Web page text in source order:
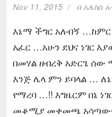
Nov 11, 2015 በ አሌክስ
እኔማ ችግር አለብኝ
አፈር …አሁን ደህና ነገር
በመሃል ዘብረቅ አድርጌ
እንጅ ሌላ ምን ይባላል …
የማረባ …!! እግዜርም በኔ
መቆሚያ መቀመጫ አሳጣውና